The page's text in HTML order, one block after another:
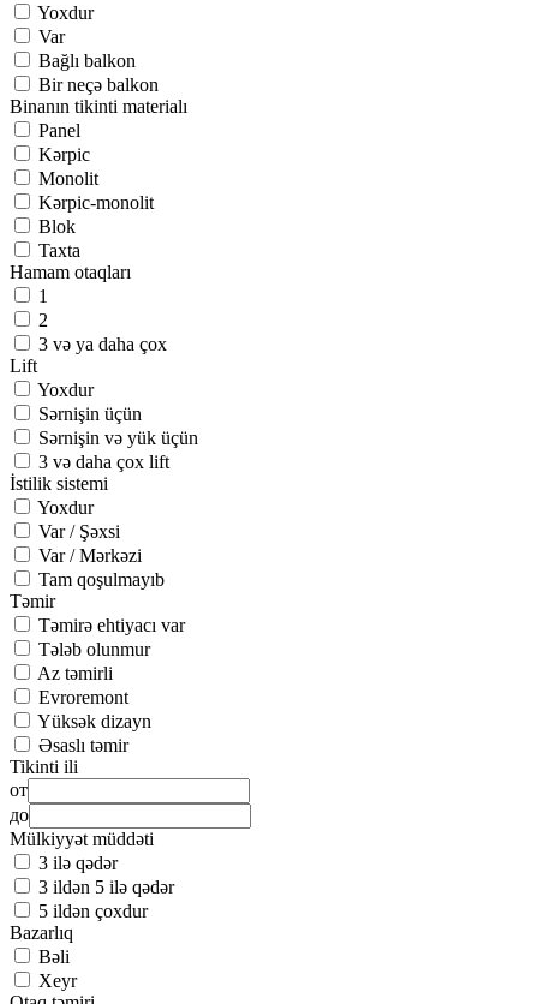
Yoxdur
Var
Bağlı balkon
Bir neçə balkon
Binanın tikinti materialı
Panel
Kərpic
Monolit
Kərpic-monolit
Blok
Taxta
Hamam otaqları
1
2
3 və ya daha çox
Lift
Yoxdur
Sərnişin üçün
Sərnişin və yük üçün
3 və daha çox lift
İstilik sistemi
Yoxdur
Var / Şəxsi
Var / Mərkəzi
Tam qoşulmayıb
Təmir
Təmirə ehtiyacı var
Tələb olunmur
Az təmirli
Evroremont
Yüksək dizayn
Əsaslı təmir
Tikinti ili
от
до
Mülkiyyət müddəti
3 ilə qədər
3 ildən 5 ilə qədər
5 ildən çoxdur
Bazarlıq
Bəli
Xeyr